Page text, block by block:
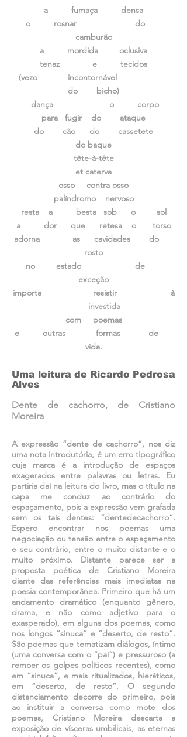
a fumaça densa
o rosnar do
camburão
a mordida oclusiva
tenaz e tecidos
(vezo incontornável
do bicho)
dança o corpo
para fugir do ataque
do cão do cassetete
do baque
tête-à-tête
et caterva
osso contra osso
palíndromo nervoso
resta a besta sob o sol
a dor que retesa o torso
adorna as cavidades do
rosto
no estado de
exceção
importa resistir à
investida
com poemas
e outras formas de
vida.
Uma leitura de Ricardo Pedrosa
Alves
Dente de cachorro, de Cristiano
Moreira
A expressão “dente de cachorro”, nos diz
uma nota introdutória, é um erro tipográfico
cuja marca é a introdução de espaços
exagerados entre palavras ou letras. Eu
partiria daí na leitura do livro, mas o título na
capa me conduz ao contrário do
espaçamento, pois a expressão vem grafada
sem os tais dentes: “dentedecachorro”.
Espero encontrar nos poemas uma
negociação ou tensão entre o espaçamento
e seu contrário, entre o muito distante e o
muito próximo. Distante parece ser a
proposta poética de Cristiano Moreira
diante das referências mais imediatas na
poesia contemporânea. Primeiro que há um
andamento dramático (enquanto gênero,
drama, e não como adjetivo para o
exasperado), em alguns dos poemas, como
nos longos “sinuca” e “deserto, de resto”.
São poemas que tematizam diálogos, íntimo
(uma conversa com o “pai”) e pressuroso (a
remoer os golpes políticos recentes), como
em “sinuca”, e mais ritualizados, hieráticos,
em “deserto, de resto”. O segundo
distanciamento decorre do primeiro, pois
ao instituir a conversa como mote dos
poemas, Cristiano Moreira descarta a
exposição de vísceras umbilicais, as eternas